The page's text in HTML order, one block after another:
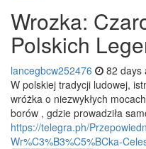
Wrozka:
Polskich
lancegbcw252476 82 days
W polskiej tradycji ludowej,
wróżka o niezwykłych
borów , gdzie prowadziła
https://telegra.ph/
Wr%C3%B3%C5%BCka-